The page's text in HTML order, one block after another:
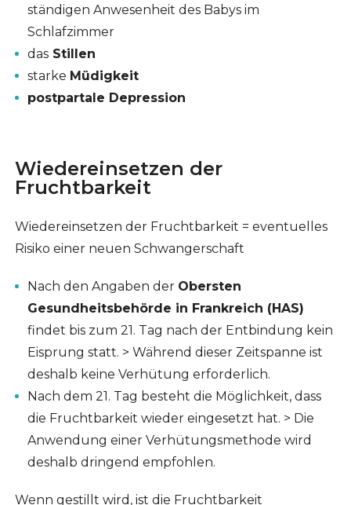
ständigen Anwesenheit des Babys im
Schlafzimmer
dasStillen
starke Müdigkeit
postpartale Depression
Wiedereinsetzen der
Fruchtbarkeit
Wiedereinsetzen der Fruchtbarkeit = eventuelles
Risiko einer neuen Schwangerschaft
Nach den Angaben der Obersten
Gesundheitsbehörde in Frankreich (HAS)
findet bis zum 21. Tag nach der Entbindung kein
Eisprung statt. > Während dieser Zeitspanne ist
deshalb keine Verhütung erforderlich.
Nach dem 21. Tag besteht die Möglichkeit, dass
die Fruchtbarkeit wieder eingesetzt hat. > Die
Anwendung einer Verhütungsmethode wird
deshalb dringend empfohlen.
Wenn gestillt wird, ist die Fruchtbarkeit